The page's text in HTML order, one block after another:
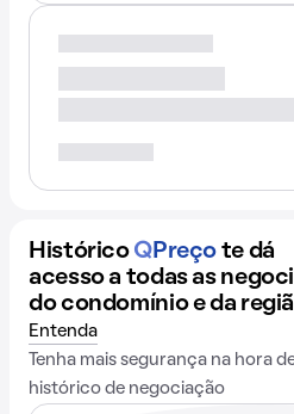
Histórico QPreço te dá
acesso a todas as
do condomínio e da
Entenda
Tenha mais segurança na hora
histórico de negociação